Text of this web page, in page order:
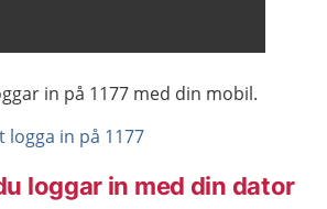
in på 1177 med din mobil.
logga in på 1177
loggar in med din dator